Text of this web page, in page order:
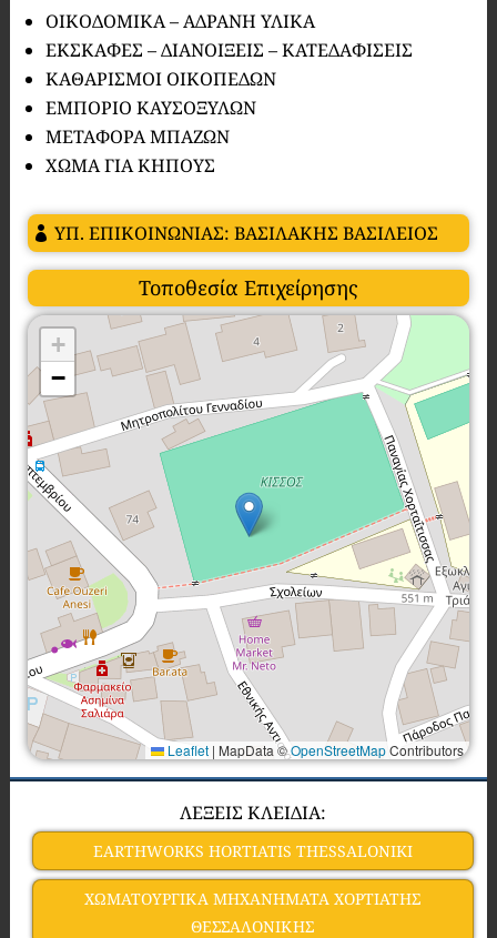
ΟΙΚΟΔΟΜΙΚΑ – ΑΔΡΑΝΗ ΥΛΙΚΑ
ΕΚΣΚΑΦΕΣ – ΔΙΑΝΟΙΞΕΙΣ – ΚΑΤΕΔΑΦΙΣΕΙΣ
ΚΑΘΑΡΙΣΜΟΙ ΟΙΚΟΠΕΔΩΝ
ΕΜΠΟΡΙΟ ΚΑΥΣΟΞΥΛΩΝ
ΜΕΤΑΦΟΡΑ ΜΠΑΖΩΝ
ΧΩΜΑ ΓΙΑ ΚΗΠΟΥΣ
ΥΠ. ΕΠΙΚΟΙΝΩΝΙΑΣ: ΒΑΣΙΛΑΚΗΣ ΒΑΣΙΛΕΙΟΣ
Τοποθεσία Επιχείρησης
+
−
Leaflet | MapData ©OpenStreetMapContributors
ΛΕΞΕΙΣ ΚΛΕΙΔΙΑ:
EARTHWORKS HORTIATIS THESSALONIKI
ΧΩΜΑΤΟΥΡΓΙΚΑ ΜΗΧΑΝΗΜΑΤΑ ΧΟΡΤΙΑΤΗΣ
ΘΕΣΣΑΛΟΝΙΚΗΣ